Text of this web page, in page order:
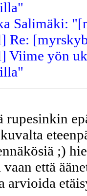
Salimäki:
Re:
Viime yön
rupesinkin
;)
että
arvioida